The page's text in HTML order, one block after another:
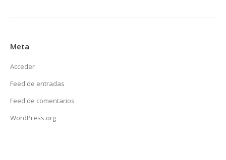
Meta
Acceder
Feed de entradas
Feed de comentarios
WordPress.org